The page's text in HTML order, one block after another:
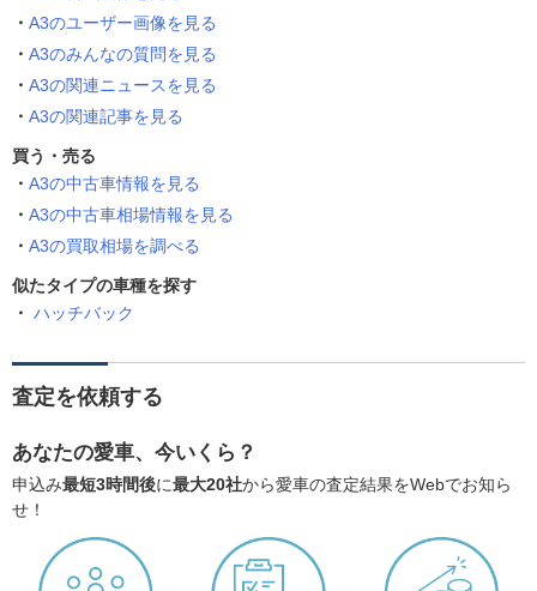
A3のユーザー画像を見る
A3のみんなの質問を見る
A3の関連ニュースを見る
A3の関連記事を見る
買う・売る
A3の中古車情報を見る
A3の中古車相場情報を見る
A3の買取相場を調べる
似たタイプの車種を探す
ハッチバック
査定を依頼する
あなたの愛車、今いくら？
申込み最短3時間後に最大20社から愛車の査定結果をWebでお知ら
せ！